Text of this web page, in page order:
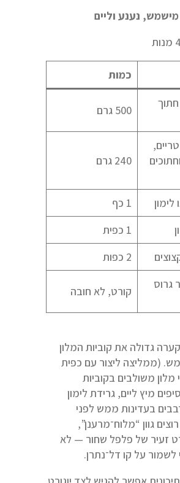
נענע וליים
כמות
500 גרם
240 גרם
לימון
1 כף
1 כפית
2 כפות
גרוס
קורט, לא חובה
גדולה את קוביות המלון
(ממליצה ליצור עם כפית
מלון משולבים בקוביות
מיץ ליים, גרידת לימון
בעדינות ממש לפני
גוון “מלוח־מרענן”,
זעיר של פלפל שחור — לא
על קו דל־נתרן.